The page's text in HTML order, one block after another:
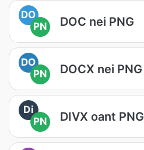
DO
PN
DOC nei PNG
DO
PN
DOCX nei PNG
Di
PN
DIVX oant PNG